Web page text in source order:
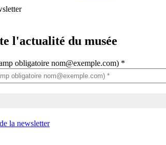
l'actualité du musée
obligatoire nom@exemple.com) *
la newsletter